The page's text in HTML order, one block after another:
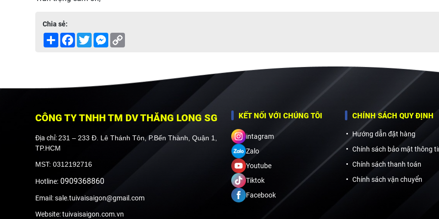
Chia sẻ:
Share Facebook
TwitterMessenger
CÔNG TY TNHH TM DV THĂNG LONG SG
Địa chỉ: 231 – 233 Đ. Lê Thánh Tôn, P.Bến Thành, Quận 1,
TP.HCM
MST: 0312192716
Hotline: 0909368860
Email: sale.tuivaisaigon@gmail.com
Website: tuivaisaigon.com.vn
KẾT NỐI VỚI CHÚNG TÔI
intagram
Zalo
Youtube
Tiktok
Facebook
CHÍNH SÁCH QUY ĐỊNH
Hướng dẫn đặt hàng
Chính sách bảo mật thông
Chính sách thanh toán
Chính sách vận chuyển